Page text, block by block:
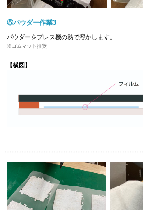
⑤パウダー作業3
パウダーをプレス機の熱で溶かします。
ゴムマット推奨
【横図】